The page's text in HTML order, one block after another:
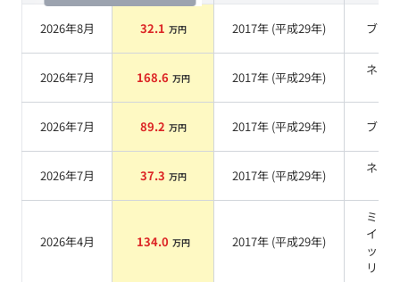
2026年8月 32.1 万円 2017年 (平成29年) ブルー
2026年7月 168.6 万円 2017年 (平成29年)
ネイ
2026年7月 89.2 万円 2017年 (平成29年) ブルー
2026年7月 37.3 万円 2017年 (平成29年)
ネイ
2026年4月 134.0 万円 2017年 (平成29年)
ミッ
イト
ック
リック